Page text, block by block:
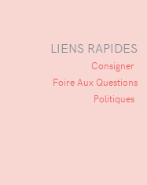
LIENS RAPIDES
Consigner
Foire Aux Questions
Politiques